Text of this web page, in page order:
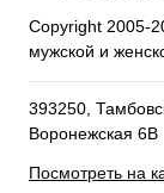
Copyright 2005-
мужской и
393250,
Воронежская 6В
Посмотреть на